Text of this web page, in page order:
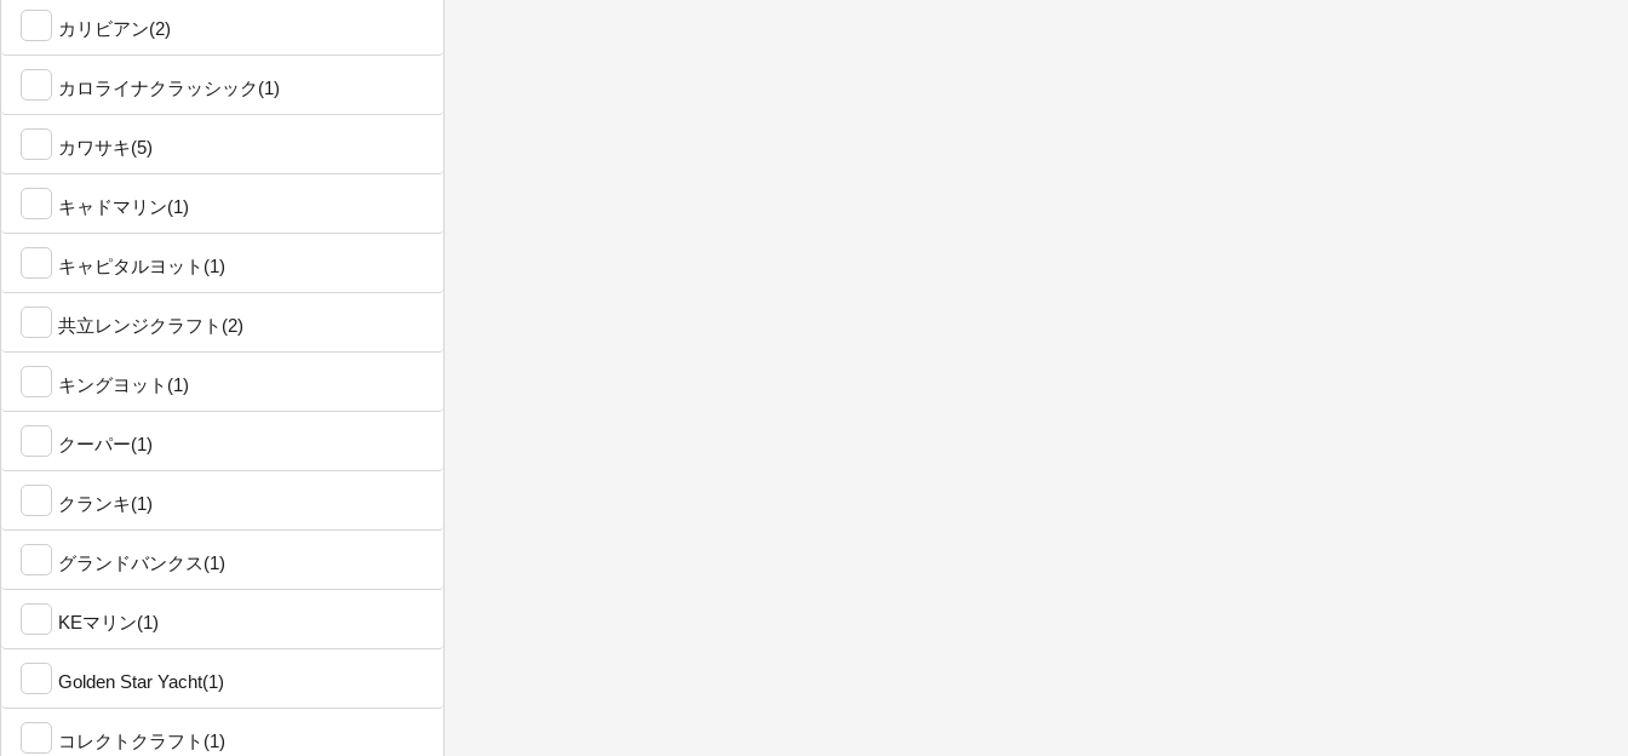
カリビアン(2)
カロライナクラッシック(1)
カワサキ(5)
キャドマリン(1)
キャピタルヨット(1)
共立レンジクラフト(2)
キングヨット(1)
クーパー(1)
クランキ(1)
グランドバンクス(1)
KEマリン(1)
Golden Star Yacht(1)
コレクトクラフト(1)